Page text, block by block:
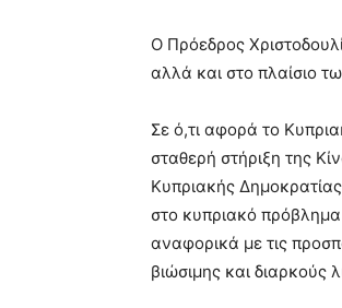
Ο Πρόεδρος
αλλά και στο πλαίσιο
Σε ό,τι αφορά το
σταθερή στήριξη της
Κυπριακής
στο κυπριακό
αναφορικά με τις
βιώσιμης και διαρκούς